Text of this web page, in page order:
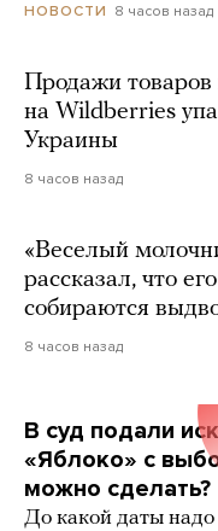
НОВОСТИ 8 часов назад
Продажи товаров
на Wildberries
Украины
8 часов назад
«Веселый
рассказал, что
собираются
8 часов назад
В суд подали
«Яблоко» с
можно сделать?
До какой даты